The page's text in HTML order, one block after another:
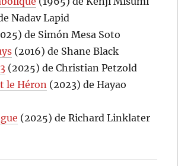
Nadav Lapid
de Simón Mesa Soto
(2016) de Shane Black
(2025) de Christian Petzold
le Héron (2023) de Hayao
(2025) de Richard Linklater